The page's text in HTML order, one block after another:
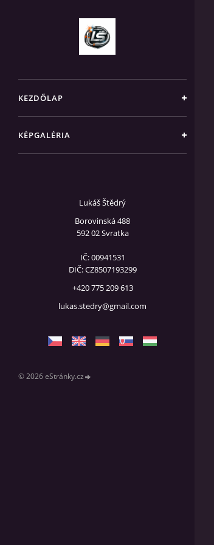
KEZDŐLAP
KÉPGALÉRIA
Lukáš Štědrý
Borovinská 488
592 02 Svratka
IČ: 00941531
DIČ: CZ8507193299
+420 775 209 613
lukas.stedry@gmail.com
© 2026 eStránky.cz